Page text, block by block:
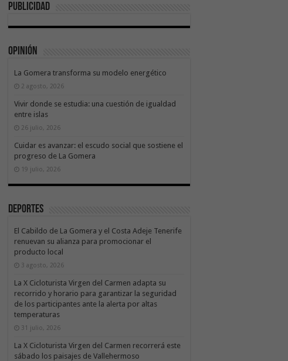
Publicidad
Opinión
La Gomera transforma su modelo energético
2 agosto, 2026
Vivir donde se estudia: una cuestión de igualdad
entre islas
26 julio, 2026
Cuidar es avanzar: el escudo social que sostiene el
progreso de La Gomera
19 julio, 2026
Deportes
El Cabildo de La Gomera y el Costa Adeje Tenerife
renuevan su alianza para promocionar el
producto local
3 agosto, 2026
La X Cicloturista Virgen del Carmen adapta su
recorrido y horario para garantizar la seguridad
de los participantes ante la alerta por altas
temperaturas
31 julio, 2026
La X Cicloturista Virgen del Carmen recorrerá este
sábado los paisajes de Vallehermoso